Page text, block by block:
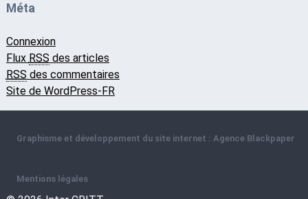
Méta
Connexion
Flux RSS des articles
RSS des commentaires
Site de WordPress-FR
Graphisme et développement du site internet : Agence Blackpaper
Mentions légales